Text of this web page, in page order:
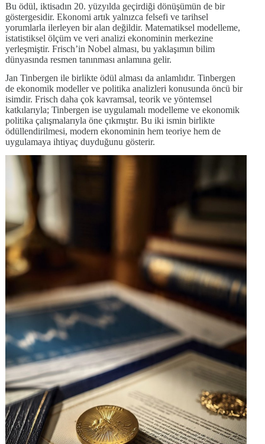
Bu ödül, iktisadın 20. yüzyılda geçirdiği dönüşümün de bir
göstergesidir. Ekonomi artık yalnızca felsefi ve tarihsel
yorumlarla ilerleyen bir alan değildir. Matematiksel modelleme,
istatistiksel ölçüm ve veri analizi ekonominin merkezine
yerleşmiştir. Frisch’in Nobel alması, bu yaklaşımın bilim
dünyasında resmen tanınması anlamına gelir.
Jan Tinbergen ile birlikte ödül alması da anlamlıdır. Tinbergen
de ekonomik modeller ve politika analizleri konusunda öncü bir
isimdir. Frisch daha çok kavramsal, teorik ve yöntemsel
katkılarıyla; Tinbergen ise uygulamalı modelleme ve ekonomik
politika çalışmalarıyla öne çıkmıştır. Bu iki ismin birlikte
ödüllendirilmesi, modern ekonominin hem teoriye hem de
uygulamaya ihtiyaç duyduğunu gösterir.